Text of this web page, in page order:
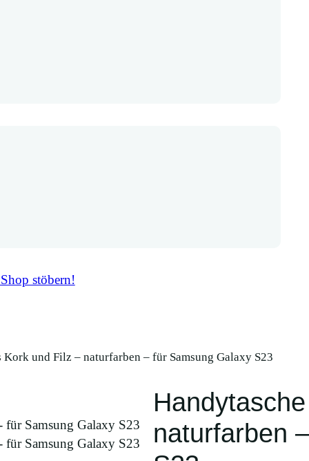
stöbern!
Kork und Filz – naturfarben – für Samsung Galaxy S23
naturfarben